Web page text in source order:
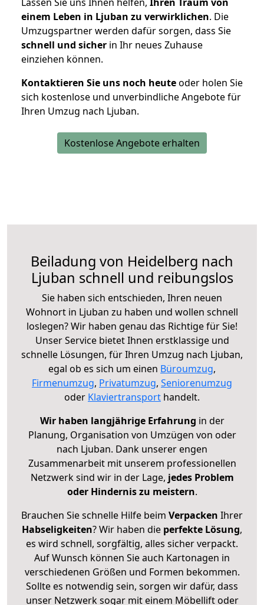
einem Leben in Ljuban zu verwirklichen. Die
Umzugspartner werden dafür sorgen, dass Sie
schnell und sicher in Ihr neues Zuhause
einziehen können.
Kontaktieren Sie uns noch heuteoder holen Sie
sich kostenlose und unverbindliche Angebote für
Ihren Umzug nach Ljuban.
Kostenlose Angebote erhalten
Beiladung von Heidelberg nach
Ljuban schnell und reibungslos
Sie haben sich entschieden, Ihren neuen
Wohnort in Ljuban zu haben und wollen schnell
loslegen? Wir haben genau das Richtige für Sie!
Unser Service bietet Ihnen erstklassige und
schnelle Lösungen, für Ihren Umzug nach Ljuban,
egal ob es sich um einen Büroumzug,
Firmenumzug, Privatumzug, Seniorenumzug
oder Klaviertransport handelt.
Wir haben langjährige Erfahrung in der
Planung, Organisation von Umzügen von oder
nach Ljuban. Dank unserer engen
Zusammenarbeit mit unserem professionellen
Netzwerk sind wir in der Lage, jedes Problem
oder Hindernis zu meistern.
Brauchen Sie schnelle Hilfe beim Verpacken Ihrer
Habseligkeiten? Wir haben die perfekte Lösung,
es wird schnell, sorgfältig, alles sicher verpackt.
Auf Wunsch können Sie auch Kartonagen in
verschiedenen Größen und Formen bekommen.
Sollte es notwendig sein, sorgen wir dafür, dass
unser Netzwerk sogar mit einem Möbellift oder